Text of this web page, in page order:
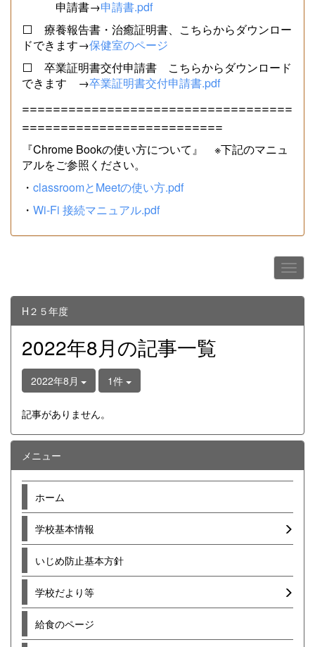
申請書→申請書.pdf
⬜ 療養報告書・治癒証明書、こちらからダウンロー
ドできます→保健室のページ
⬜ 卒業証明書交付申請書 こちらからダウンロード
できます →卒業証明書交付申請書.pdf
===================================
==========================
『Chrome Bookの使い方について』 ※下記のマニュ
アルをご参照ください。
・ classroomとMeetの使い方.pdf
・ Wi-Fi 接続マニュアル.pdf
H２５年度
2022年8月の記事一覧
2022年8月 1件
記事がありません。
メニュー
ホーム
学校基本情報
いじめ防止基本方針
学校だより等
給食のページ